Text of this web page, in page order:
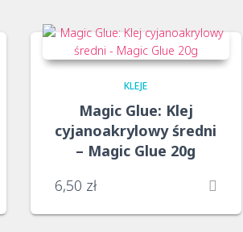
KLEJE
Magic Glue: Klej
cyjanoakrylowy średni
– Magic Glue 20g
6,50 zł